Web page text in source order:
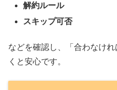
解約ルール
スキップ可否
などを確認し、「合わなけ
くと安心です。